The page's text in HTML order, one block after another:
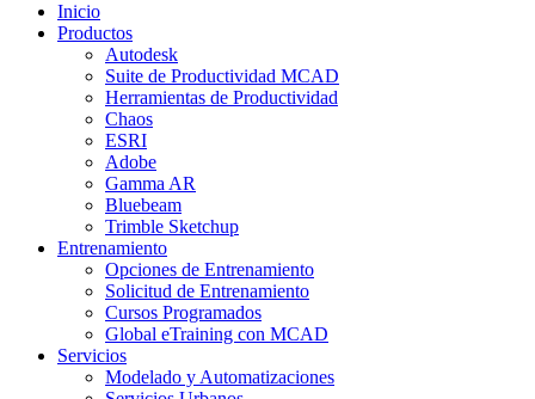
Inicio
Productos
Autodesk
Suite de Productividad MCAD
Herramientas de Productividad
Chaos
ESRI
Adobe
Gamma AR
Bluebeam
Trimble Sketchup
Entrenamiento
Opciones de Entrenamiento
Solicitud de Entrenamiento
Cursos Programados
Global eTraining con MCAD
Servicios
Modelado y Automatizaciones